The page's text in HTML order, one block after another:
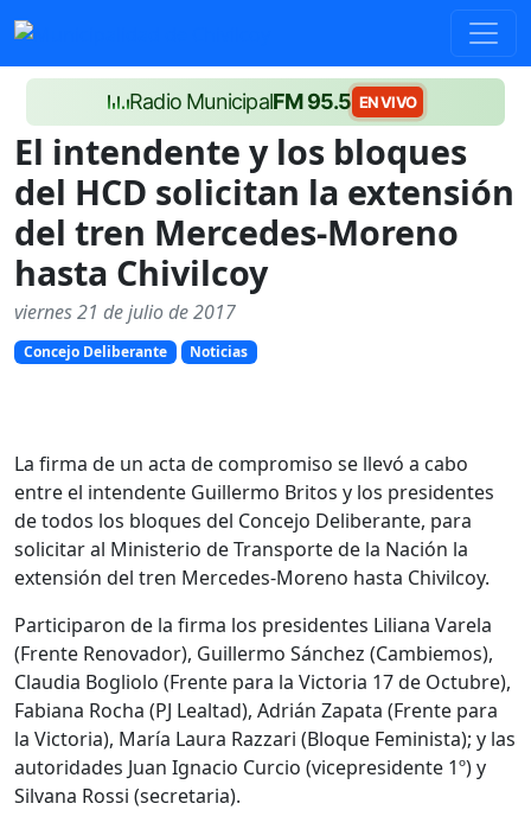
Radio MunicipalFM 95.5 EN VIVO
El intendente y los bloques
del HCD solicitan la extensión
del tren Mercedes-Moreno
hasta Chivilcoy
viernes 21 de julio de 2017
Concejo Deliberante Noticias
La firma de un acta de compromiso se llevó a cabo
entre el intendente Guillermo Britos y los presidentes
de todos los bloques del Concejo Deliberante, para
solicitar al Ministerio de Transporte de la Nación la
extensión del tren Mercedes-Moreno hasta Chivilcoy.
Participaron de la firma los presidentes Liliana Varela
(Frente Renovador), Guillermo Sánchez (Cambiemos),
Claudia Bogliolo (Frente para la Victoria 17 de Octubre),
Fabiana Rocha (PJ Lealtad), Adrián Zapata (Frente para
la Victoria), María Laura Razzari (Bloque Feminista); y las
autoridades Juan Ignacio Curcio (vicepresidente 1º) y
Silvana Rossi (secretaria).